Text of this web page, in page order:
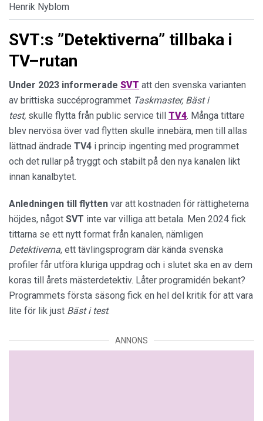
Henrik Nyblom
SVT:s ”Detektiverna” tillbaka i
TV–rutan
Under 2023 informerade SVT att den svenska varianten
av brittiska succéprogrammet Taskmaster, Bäst i
test, skulle flytta från public service till TV4. Många tittare
blev nervösa över vad flytten skulle innebära, men till allas
lättnad ändrade TV4 i princip ingenting med programmet
och det rullar på tryggt och stabilt på den nya kanalen likt
innan kanalbytet.
Anledningen till flytten var att kostnaden för rättigheterna
höjdes, något SVT inte var villiga att betala. Men 2024 fick
tittarna se ett nytt format från kanalen, nämligen
Detektiverna, ett tävlingsprogram där kända svenska
profiler får utföra kluriga uppdrag och i slutet ska en av dem
koras till årets mästerdetektiv. Låter programidén bekant?
Programmets första säsong fick en hel del kritik för att vara
lite för lik just Bäst i test.
ANNONS